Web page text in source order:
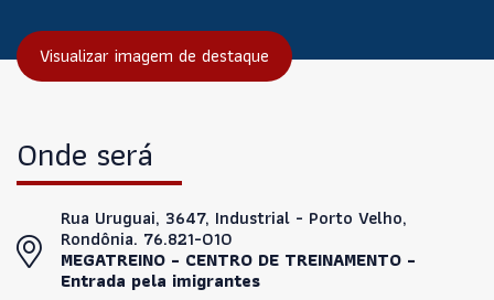
Visualizar imagem de destaque
Onde será
Rua Uruguai, 3647, Industrial - Porto Velho,
Rondônia. 76.821-010
MEGATREINO - CENTRO DE TREINAMENTO -
Entrada pela imigrantes